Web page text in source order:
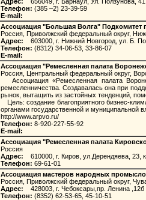
Телефон: (385 –2) 23-39-59
E-mail:
Ассоциация "Большая Волга"
Россия, Приволжский федеральный округ,
Адрес: 603000, г. Нижний Новгород, ул. Б.
Телефон: (8312) 34-06-53, 33-86-07
E-mail:
Ассоциация "Ремесленная палата
Россия, Центральный федеральный округ,
Ассоциация «Ремесленная палата
ремесленничества. Создавалась она при
рынок, вытащить из застойных тенденций,
Цель: создание благоприятного бизнес-
органами государственной и муниципальной
http://www.arpvo.ru/
Телефон: 8-920-227-55-92
E-mail:
Ассоциация "Ремесленная палата
Россия
Адрес: 610000, г. Киров, ул.Дерендяева, 23,
Телефон: 69-61-01
Ассоциация мастеров народных
Россия, Приволжский федеральный округ,
Адрес: 428003, г. Чебоксары,пр. Ленина ,12б
Телефон: (8352) 62-53-65, 45-10-51